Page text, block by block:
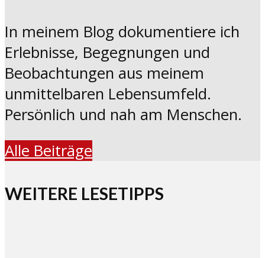
In meinem Blog dokumentiere ich
Erlebnisse, Begegnungen und
Beobachtungen aus meinem
unmittelbaren Lebensumfeld.
Persönlich und nah am Menschen.
Alle Beiträge
WEITERE LESETIPPS